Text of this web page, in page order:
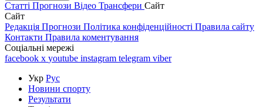
Статті Прогнози Відео Трансфери Сайт
Сайт
Редакція Прогнози Політика конфіденційності Правила сайту
Контакти Правила коментування
Соціальні мережі
facebook x youtube instagram telegram viber
Укр Рус
Новини спорту
Результати